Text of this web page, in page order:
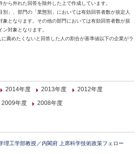
ら外れた回答を除外した上で作成しています。
」、部門の「業態別」においては有効回答者数が規定人
象となります。その他の部門においては有効回答者数が規
対象となります。
薦めたくないと回答した人の割合が基準値以下の企業がラ
2014年度 2013年度
2012年度
2009年度 2008年度
理工学部教授／内閣府 上席科学技術政策フェロー